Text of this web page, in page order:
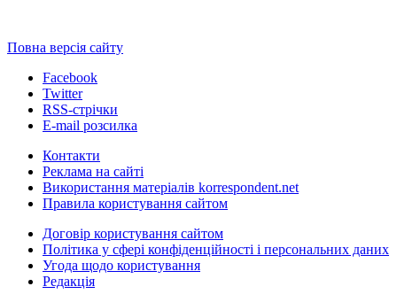
Повна версія сайту
Facebook
Twitter
RSS-стрічки
E-mail розсилка
Контакти
Реклама на сайті
Використання матеріалів korrespondent.net
Правила користування сайтом
Договір користування сайтом
Політика у сфері конфіденційності і персональних даних
Угода щодо користування
Редакція